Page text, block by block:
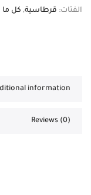
الفئات: قرطاسية, كل ما
information
Reviews (0)